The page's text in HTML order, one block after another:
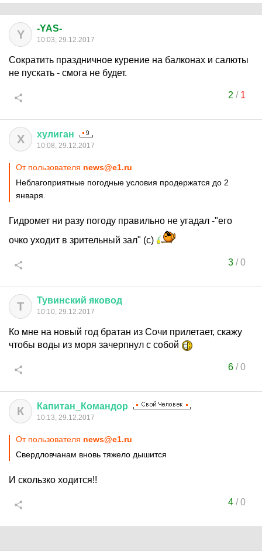
Y -YAS-
10:03, 29.12.2017
Сократить праздничное курение на балконах и салюты
не пускать - смога не будет.
2 / 1
Х хулиган
10:08, 29.12.2017
От пользователя news@e1.ru
Неблагоприятные погодные условия продержатся до 2
января.
Гидромет ни разу погоду правильно не угадал -"его
очко уходит в зрительный зал" (с)
3/0
Т Тувинский яковод
10:10, 29.12.2017
Ко мне на новый год братан из Сочи прилетает, скажу
чтобы воды из моря зачерпнул с собой
6/0
К Капитан Командор
10:13, 29.12.2017
От пользователя news@e1.ru
Свердловчанам вновь тяжело дышится
И скользко ходится!!
4/0